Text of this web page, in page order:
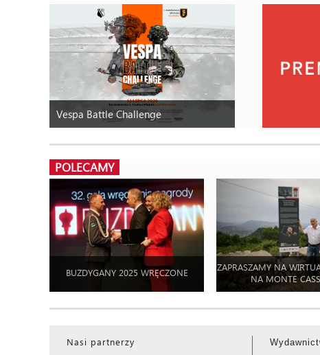
Vespa Battle Challenge
POLECAMY
BUZDYGANY 2025 WRĘCZONE
ZAPRASZAMY NA
NA MONTE
Nasi partnerzy